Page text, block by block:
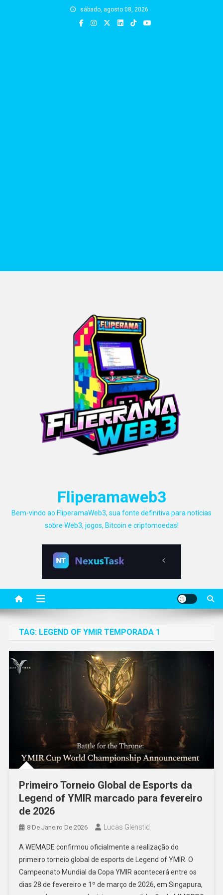
sábado, agosto 08, 2026
Fliperamaweb3
Bem-vindo ao FliperamaWeb3, sua fonte definitiva para notícias
sobre Web3, jogos, Bitcoin e criptomoedas!
TAG: LEGEND OF YMIR TEMPORADA 1
Primeiro Torneio Global de Esports da
Legend of YMIR marcado para fevereiro
de 2026
8 De Janeiro De 2026 Lucas Glenstid
A WEMADE confirmou oficialmente a realização do
primeiro torneio global de esports de Legend of YMIR. O
Campeonato Mundial da Copa YMIR acontecerá entre os
dias 28 de fevereiro e 1º de março de 2026, em Singapura,